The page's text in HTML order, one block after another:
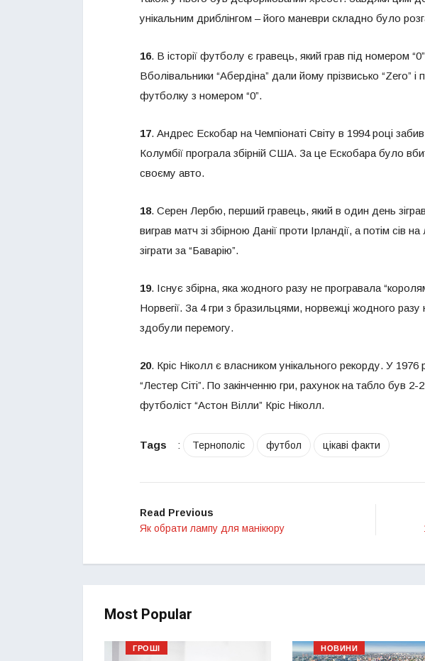
унікальним дриблінгом – його маневри складно було
16. В історії футболу є гравець, який грав під номером
Вболівальники “Абердіна” дали йому прізвисько “Zero” і
футболку з номером “0”.
17. Андрес Ескобар на Чемпіонаті Світу в 1994 році
Колумбії програла збірній США. За це Ескобара було
своєму авто.
18. Серен Лербю, перший гравець, який в один день зіграв
виграв матч зі збірною Данії проти Ірландії, а потім сів
зіграти за “Баварію”.
19. Існує збірна, яка жодного разу не програвала
Норвегії. За 4 гри з бразильцями, норвежці жодного разу
здобули перемогу.
20. Кріс Ніколл є власником унікального рекорду. У 1976
“Лестер Сіті”. По закінченню гри, рахунок на табло був
футболіст “Астон Вілли” Кріс Ніколл.
Tags : Тернополіс футбол цікаві факти
Read Previous
Як обрати лампу для манікюру
Most Popular
ГРОШІ НОВИНИ